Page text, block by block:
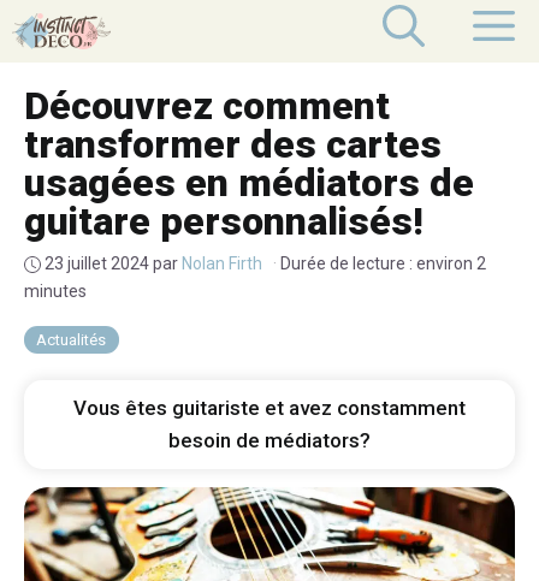
Aller
au
Actualités
Découvrez comment
transformer des cartes
usagées en médiators de
guitare personnalisés!
23 juillet 2024par Nolan Firth · Durée de lecture : environ 2
minutes
Vous êtes guitariste et avez constamment
besoin de médiators?